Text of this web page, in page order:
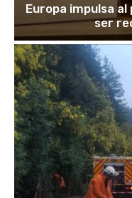
Europa impulsa
ser